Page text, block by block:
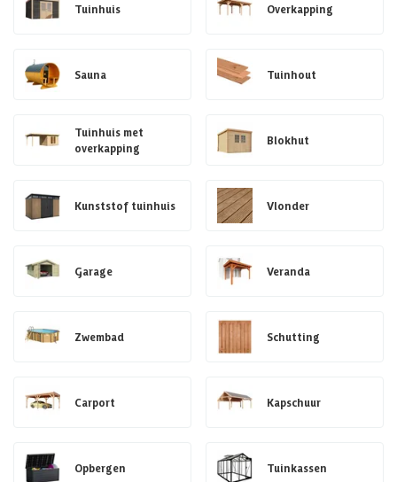
Tuinhuis Overkapping
Sauna Tuinhout
Tuinhuis met
overkapping
Blokhut
Kunststof tuinhuis Vlonder
Garage Veranda
Zwembad Schutting
Carport Kapschuur
Opbergen Tuinkassen